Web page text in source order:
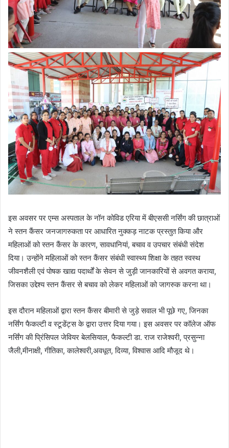
इस अवसर पर एम्स अस्पताल के नॉन कोविड एरिया में बीएससी नर्सिंग की छात्राओं
ने स्तन कैंसर जनजागरुकता पर आधारित नुक्कड़ नाटक प्रस्तुत किया और
महिलाओं को स्तन कैंसर के कारण, सावधानियां, बचाव व उपचार संबंधी संदेश
दिया। उन्होंने महिलाओं को स्तन कैंसर संबंधी स्वास्थ्य शिक्षा के तहत स्वस्थ
जीवनशैली एवं पोषक खाद्य पदार्थों के सेवन से जुड़ी जानकारियों से अवगत कराया,
जिसका उद्देश्य स्तन कैंसर से बचाव को लेकर महिलाओं को जागरुक करना था।
इस दौरान महिलाओं द्वारा स्तन कैंसर बीमारी से जुड़े सवाल भी पूछे गए, जिनका
नर्सिंग फैकल्टी व स्टूडेंट्स के द्वारा उत्तर दिया गया। इस अवसर पर कॉलेज ऑफ
नर्सिंग की प्रिंसिपल जेवियर बेलसियाल, फैकल्टी डा. राज राजेश्वरी, प्रसुन्ना
जैली,मीनाक्षी, गीतिका, कालेश्वरी,अवधूत, दिव्या, विश्वास आदि मौजूद थे।